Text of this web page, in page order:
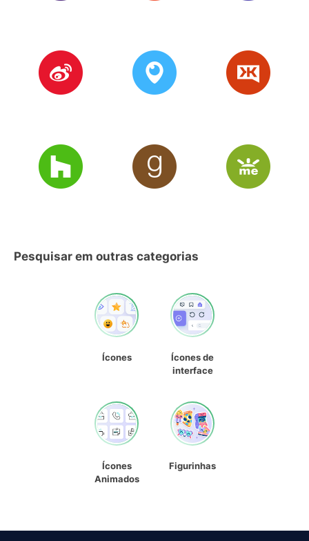
Pesquisar em outras categorias
Ícones
Ícones de
interface
Ícones
Animados
Figurinhas